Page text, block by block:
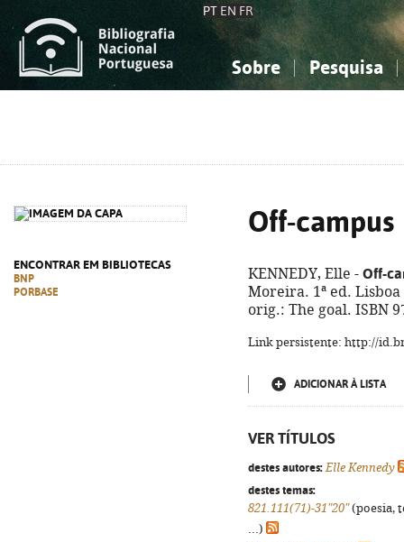
PT EN FR
Sobre Pesquisa
ENCONTRAR EM BIBLIOTECAS
BNP
PORBASE
Off-campus
KENNEDY, Elle - Off-
Moreira. 1ª ed.
orig.: The goal. ISBN
Link persistente: http://
ADICIONAR À LISTA
VER TÍTULOS
destes autores: Elle Kennedy
destes temas:
821.111(71)-31"20"(poesia,
...)